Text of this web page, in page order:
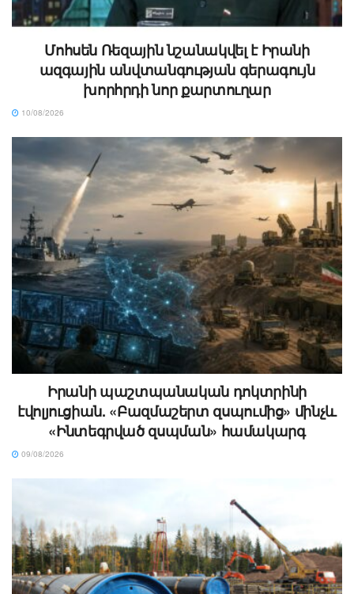
Մոհսեն Ռեզային նշանակվել է Իրանի
ազգային անվտանգության գերագույն
խորհրդի նոր քարտուղար
10/08/2026
Իրանի պաշտպանական դոկտրինի
էվոլյուցիան. «Բազմաշերտ զսպումից» մինչև
«Ինտեգրված զսպման» համակարգ
09/08/2026